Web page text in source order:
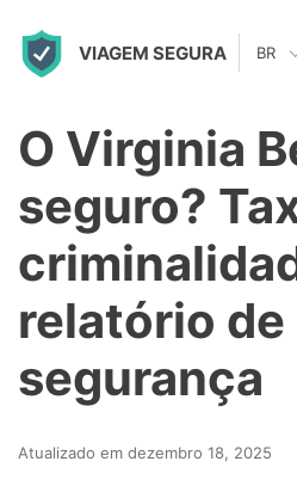
VIAGEM SEGURA BR
O Virginia
seguro?
relatório de
segurança
Atualizado em dezembro 18, 2025